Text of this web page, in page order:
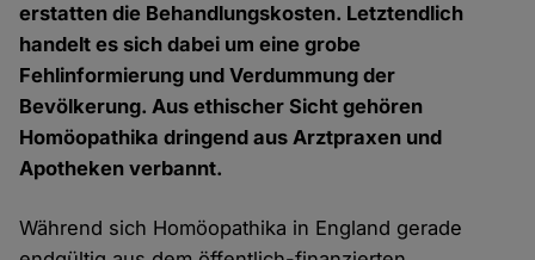
erstatten die Behandlungskosten. Letztendlich
handelt es sich dabei um eine grobe
Fehlinformierung und Verdummung der
Bevölkerung. Aus ethischer Sicht gehören
Homöopathika dringend aus Arztpraxen und
Apotheken verbannt.
Während sich Homöopathika in England gerade